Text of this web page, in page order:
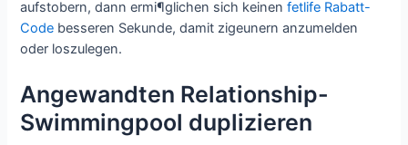
aufstobern, dann ermi¶glichen sich keinenfetlife Rabatt-
Code besseren Sekunde, damit zigeunern anzumelden
oder loszulegen.
Angewandten Relationship-
Swimmingpool duplizieren